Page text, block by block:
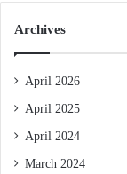
Archives
April 2026
April 2025
April 2024
March 2024